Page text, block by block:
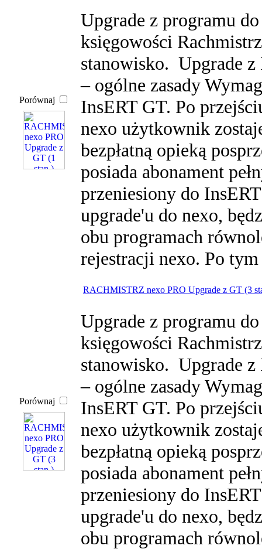
Porównaj
Upgrade z programu
księgowości
stanowisko. Upgrade z
– ogólne zasady
InsERT GT. Po
nexo użytkownik
bezpłatną opieką
posiada abonament
przeniesiony do
upgrade'u do nexo,
obu programach
rejestracji nexo. Po
Porównaj
RACHMISTRZ nexo PRO Upgrade z GT (3
Upgrade z programu
księgowości
stanowisko. Upgrade z
– ogólne zasady
InsERT GT. Po
nexo użytkownik
bezpłatną opieką
posiada abonament
przeniesiony do
upgrade'u do nexo,
obu programach